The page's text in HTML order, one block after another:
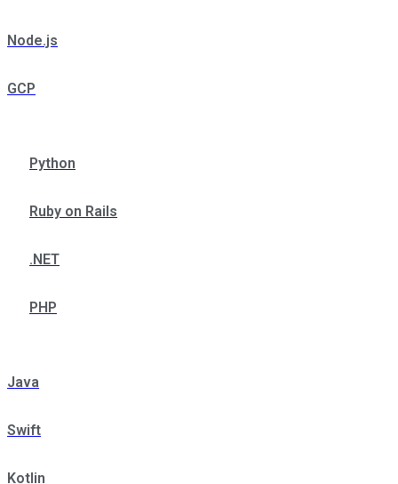
Node.js
GCP
Python
Ruby on Rails
.NET
PHP
Java
Swift
Kotlin